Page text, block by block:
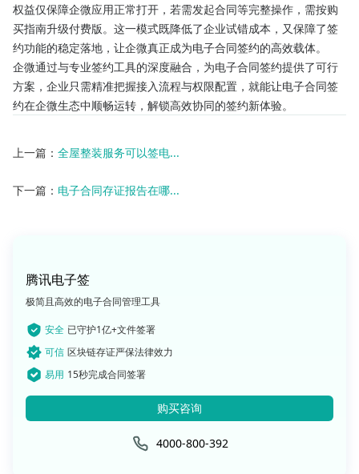
权益仅保障企微应用正常打开，若需发起合同等完整操作，需按购
买指南升级付费版。这一模式既降低了企业试错成本，又保障了签
约功能的稳定落地，让企微真正成为电子合同签约的高效载体。
企微通过与专业签约工具的深度融合，为电子合同签约提供了可行
方案，企业只需精准把握接入流程与权限配置，就能让电子合同签
约在企微生态中顺畅运转，解锁高效协同的签约新体验。
上一篇： 全屋整装服务可以签电...
下一篇： 电子合同存证报告在哪...
腾讯电子签
极简且高效的电子合同管理工具
安全 已守护1亿+文件签署
可信 区块链存证严保法律效力
易用 15秒完成合同签署
购买咨询
4000-800-392